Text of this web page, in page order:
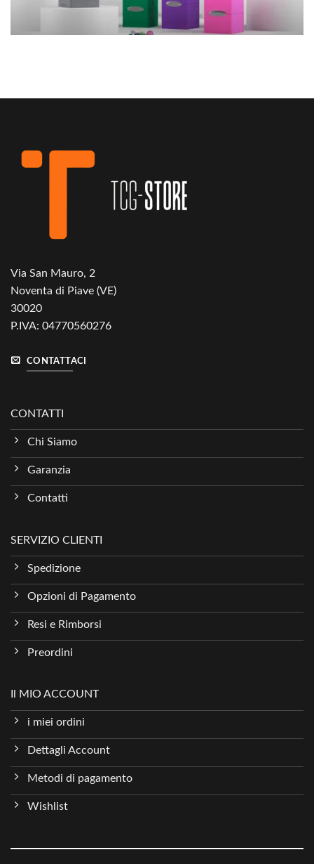
Via San Mauro, 2
Noventa di Piave (VE)
30020
P.IVA: 04770560276
CONTATTACI
CONTATTI
Chi Siamo
Garanzia
Contatti
SERVIZIO CLIENTI
Spedizione
Opzioni di Pagamento
Resi e Rimborsi
Preordini
Il MIO ACCOUNT
i miei ordini
Dettagli Account
Metodi di pagamento
Wishlist